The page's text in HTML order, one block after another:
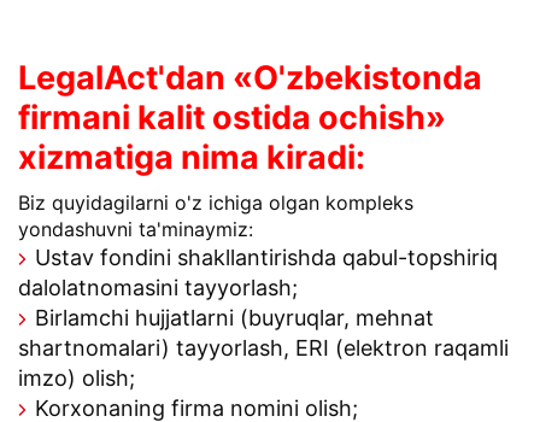
LegalAct'dan «O'zbekistonda
firmani kalit ostida ochish»
xizmatiga nima kiradi:
Biz quyidagilarni o'z ichiga olgan kompleks
yondashuvni ta'minaymiz:
Ustav fondini shakllantirishda qabul-topshiriq
dalolatnomasini tayyorlash;
Birlamchi hujjatlarni (buyruqlar, mehnat
shartnomalari) tayyorlash, ERI (elektron raqamli
imzo) olish;
Korxonaning firma nomini olish;